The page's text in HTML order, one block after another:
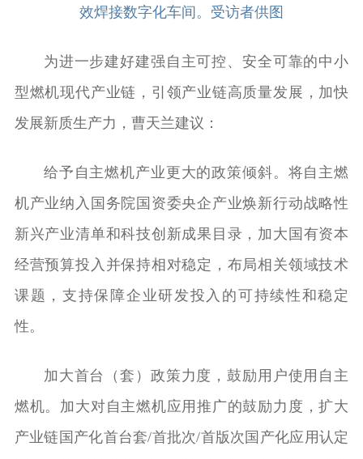
效焊接数字化车间。受访者供图
为进一步建好建强自主可控、安全可靠的中小
型燃机现代产业链，引领产业链高质量发展，加快
发展新质生产力，曹天兰建议：
给予自主燃机产业更大的政策倾斜。将自主燃
机产业纳入国务院国资委央企产业焕新行动战略性
新兴产业清单和科技创新成果目录，加大国有资本
经营预算投入并保持相对稳定，布局相关领域技术
课题，支持保障企业研发投入的可持续性和稳定
性。
加大首台（套）政策力度，鼓励用户使用自主
燃机。加大对自主燃机应用推广的鼓励力度，扩大
产业链国产化首台套/首批次/首版次国产化应用认定